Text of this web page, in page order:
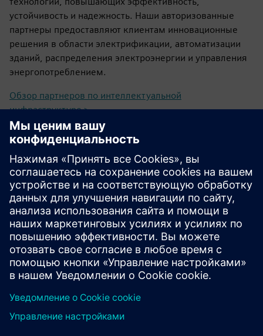
устойчивость и надежность. Наши авторизованные
партнеры предоставляют клиентам инновационные
решения в области электрификации, автоматизации
зданий, распределения электроэнергии и управления
энергопотреблением.
Обзор партнеров по интеллектуальной
инфраструктуре >
Свяжитесь с нами
Свяжитесь с нами, и мы поможем вам найти
подходящего партнера и предоставим любую
необходимую информацию.
Свяжитесь с нами!